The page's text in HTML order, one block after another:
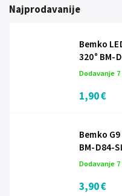
Najprodavanije
Bemko
320° BM-
Dodavanje
1,90 €
Bemko
BM-D84-
Dodavanje
3,90 €